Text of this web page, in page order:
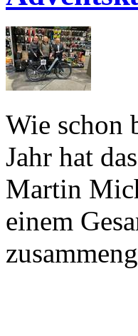
Wie schon
Jahr hat
Martin
einem